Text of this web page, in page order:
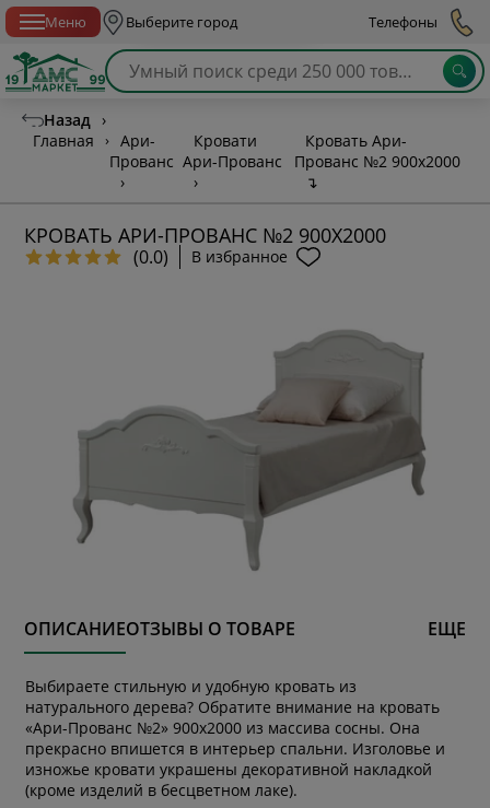
Меню Выберите город Телефоны
Назад ›
Главная
› Ари-
Прованс
›
Кровати
Ари-Прованс
›
Кровать Ари-
Прованс №2 900х2000
↴
КРОВАТЬ АРИ-ПРОВАНС №2 900Х2000
(0.0) В избранное
ОПИСАНИЕОТЗЫВЫ О ТОВАРЕ ЕЩЕ
Выбираете стильную и удобную кровать из
натурального дерева? Обратите внимание на кровать
«Ари-Прованс №2» 900х2000 из массива сосны. Она
прекрасно впишется в интерьер спальни. Изголовье и
изножье кровати украшены декоративной накладкой
(кроме изделий в бесцветном лаке).